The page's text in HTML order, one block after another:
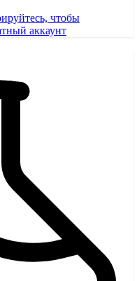
чтобы
аккаунт